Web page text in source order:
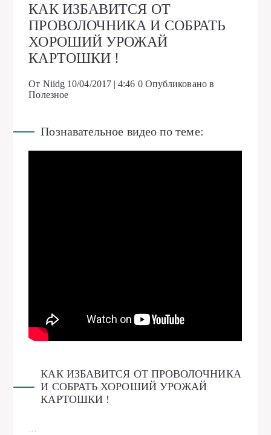
КАК ИЗБАВИТСЯ ОТ
ПРОВОЛОЧНИКА И СОБРАТЬ
ХОРОШИЙ УРОЖАЙ
КАРТОШКИ !
От Niidg 10/04/2017 | 4:46 0 Опубликовано в
Полезное
Познавательное видео по теме:
КАК ИЗБАВИТСЯ ОТ ПРОВОЛОЧНИКА
И СОБРАТЬ ХОРОШИЙ УРОЖАЙ
КАРТОШКИ !